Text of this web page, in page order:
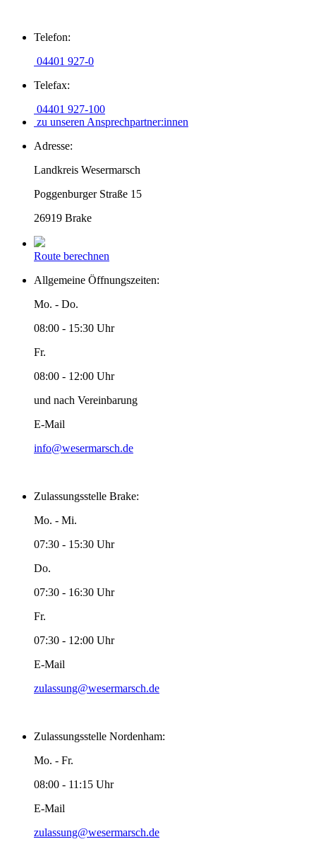
Inhalt
Telefon:
04401 927-0
Telefax:
04401 927-100
zu unseren Ansprechpartner:innen
Adresse:
Landkreis Wesermarsch
Poggenburger Straße 15
26919 Brake
Route berechnen
Allgemeine Öffnungszeiten:
Mo. - Do.
08:00 - 15:30 Uhr
Fr.
08:00 - 12:00 Uhr
und nach Vereinbarung
E-Mail
info@wesermarsch.de
Zulassungsstelle Brake:
Mo. - Mi.
07:30 - 15:30 Uhr
Do.
07:30 - 16:30 Uhr
Fr.
07:30 - 12:00 Uhr
E-Mail
zulassung@wesermarsch.de
Zulassungsstelle Nordenham:
Mo. - Fr.
08:00 - 11:15 Uhr
E-Mail
zulassung@wesermarsch.de